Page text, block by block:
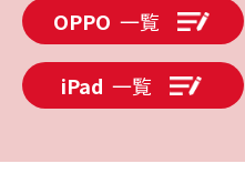
OPPO 一覧
iPad 一覧